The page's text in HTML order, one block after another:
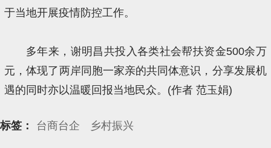
于当地开展疫情防控工作。
多年来，谢明昌共投入各类社会帮扶资金500余万
元，体现了两岸同胞一家亲的共同体意识，分享发展机
遇的同时亦以温暖回报当地民众。(作者 范玉娟)
标签： 台商台企 乡村振兴